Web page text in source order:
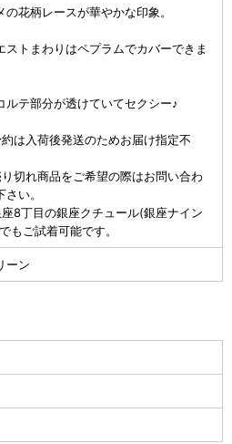
の花柄レースが華やかな印象。
ストまわりはペプラムでカバーできま
ルテ部分が透けていてセクシー♪
は入荷後発送のためお届け指定不
切れ商品をご希望の際はお問い合わ
さい。
8丁目の銀座クチュール(銀座ナイン
もご試着可能です。
ーン